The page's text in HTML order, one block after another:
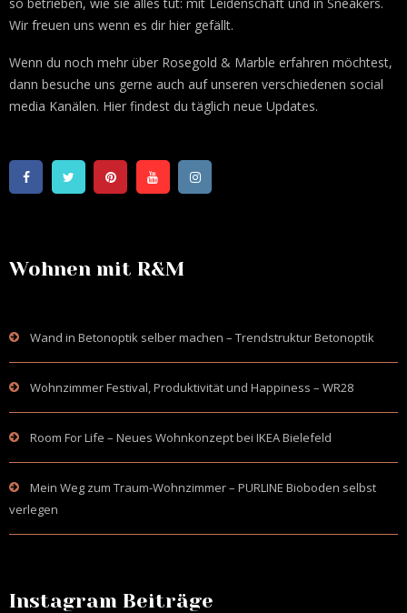
Wir freuen uns wenn es dir hier gefällt.
Wenn du noch mehr über Rosegold & Marble erfahren möchtest,
dann besuche uns gerne auch auf unseren verschiedenen social
media Kanälen. Hier findest du täglich neue Updates.
Wohnen mit R&M
Wand in Betonoptik selber machen – Trendstruktur Betonoptik
Wohnzimmer Festival, Produktivität und Happiness – WR28
Room For Life – Neues Wohnkonzept bei IKEA Bielefeld
Mein Weg zum Traum-Wohnzimmer – PURLINE Bioboden selbst
verlegen
Instagram Beiträge